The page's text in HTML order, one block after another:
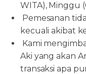
WITA), Minggu
Pemesanan
kecuali akibat
Kami
Aki yang akan
transaksi apa